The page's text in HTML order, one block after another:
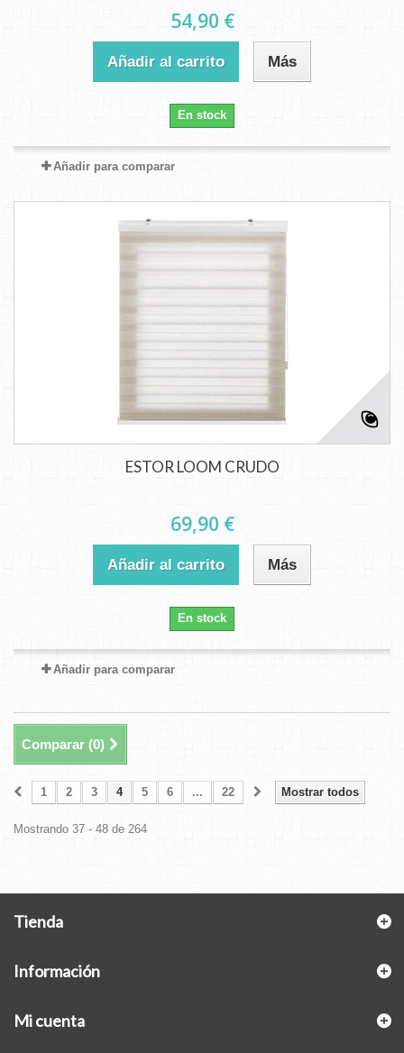
54,90 €
Añadir al carrito Más
En stock
Añadir para comparar
ESTOR LOOM CRUDO
69,90 €
Añadir al carrito Más
En stock
Añadir para comparar
Comparar (0)
Mostrar todos
1 2 3 4 5 6 ... 22
Mostrando 37 - 48 de 264
Tienda
Información
Mi cuenta